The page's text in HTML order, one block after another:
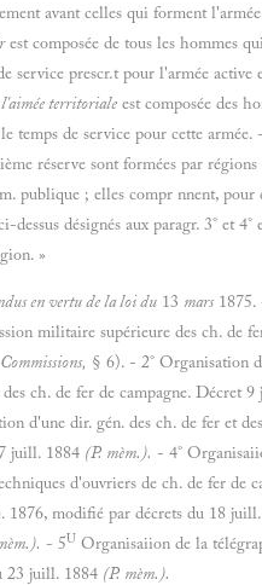
avant celles qui forment
est composée de tous les hommes
service prescr.t pour l'armée active
l'aimée territoriale est composée des
temps de service pour cette
réserve sont formées par
publique ; elles compr nnent, pour
dessus désignés aux paragr. 3° et
»
en vertu de la loi du 13 mars
militaire supérieure des ch. de
Commissions, § 6). - 2° Organisation
ch. de fer de campagne. Décret 9
d'une dir. gén. des ch. de fer et
juill. 1884 (P. mèm.). - 4°
d'ouvriers de ch. de fer de
1876, modifié par décrets du 18
- 5U Organisaiion de la
23 juill. 1884 (P. mèm.).